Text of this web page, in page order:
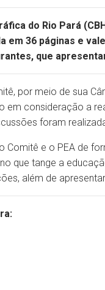
do Rio Pará
em 36 páginas e
que
por meio de sua
em consideração a
foram
Comitê e o PEA de
que tange a
além de